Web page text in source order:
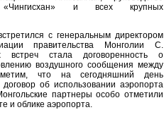
«Чингисхан» и всех крупных
с генеральным директором
правительства Монголии С.
встреч стала договоренность о
воздушного сообщения между
что на сегодняшний день
об использовании аэропорта
партнеры особо отметили
и облике аэропорта.